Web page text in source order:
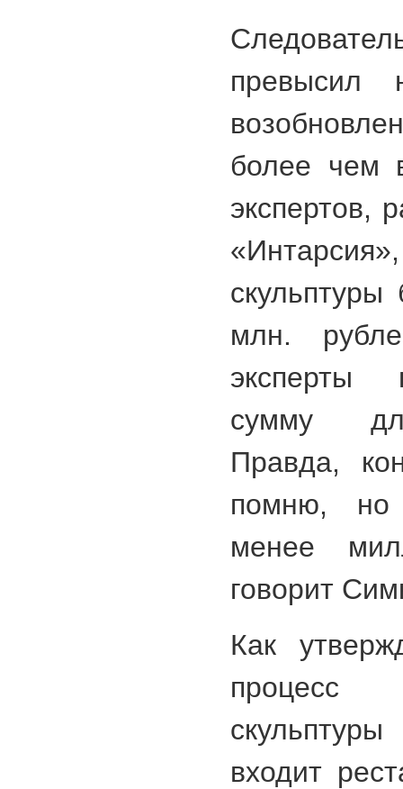
превысил
более чем
экспертов,
млн.
эксперты
сумму
Правда,
помню, но
менее
говорит
Как
процесс
входит